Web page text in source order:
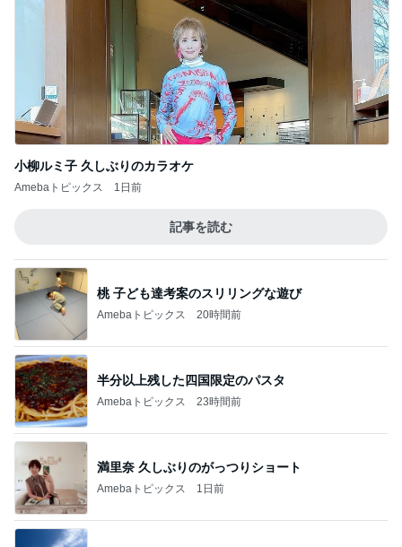
小柳ルミ子 久しぶりのカラオケ
Amebaトピックス 1日前
記事を読む
桃 子ども達考案のスリリングな遊び
Amebaトピックス 20時間前
半分以上残した四国限定のパスタ
Amebaトピックス 23時間前
満里奈 久しぶりのがっつりショート
Amebaトピックス 1日前